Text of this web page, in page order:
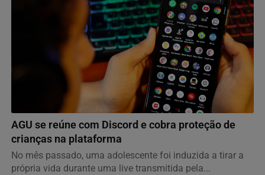
AGU se reúne com Discord e cobra proteção de
crianças na plataforma
No mês passado, uma adolescente foi induzida a tirar a
própria vida durante uma live transmitida pela...